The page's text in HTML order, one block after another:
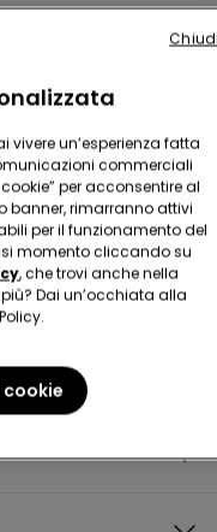
vivere un’esperienza fatta
commerciali
per acconsentire al
banner, rimarranno attivi
per il funzionamento del
momento cliccando su
, che trovi anche nella
Dai un’occhiata alla